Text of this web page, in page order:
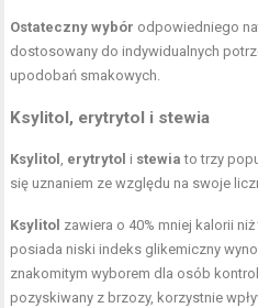
Ostateczny wybór odpowiedniego
dostosowany do indywidualnych
upodobań smakowych.
Ksylitol, erytrytol i stewia
Ksylitol , erytrytol i stewia to trzy
się uznaniem ze względu na swoje
Ksylitol zawiera o 40% mniej kalorii
posiada niski indeks glikemiczny
znakomitym wyborem dla osób
pozyskiwany z brzozy, korzystnie